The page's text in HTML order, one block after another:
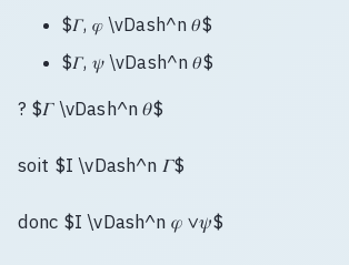
$𝛤, 𝜑 \vDash^n 𝜃$
$𝛤, 𝜓 \vDash^n 𝜃$
? $𝛤 \vDash^n 𝜃$
soit $I \vDash^n 𝛤$
donc $I \vDash^n 𝜑 ∨𝜓$